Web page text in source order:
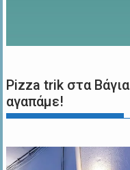
Pizza trik στα
αγαπάμε!